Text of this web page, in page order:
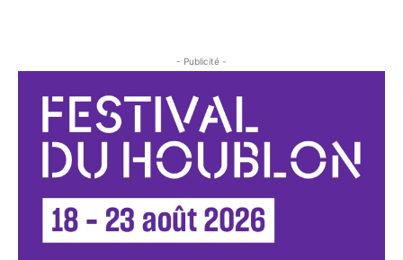
- Publicité -